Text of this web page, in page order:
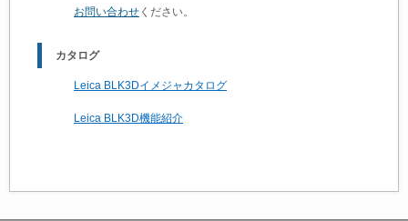
お問い合わせ ください。
カタログ
Leica BLK3Dイメジャカタログ
Leica BLK3D機能紹介